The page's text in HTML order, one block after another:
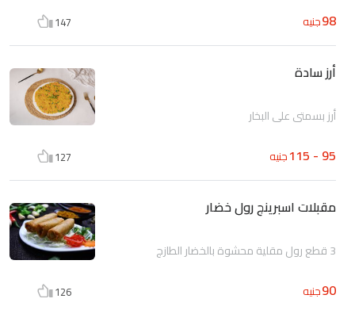
98جنيه 147
أرز سادة
أرز بسمتي علي البخار
95 - 115 جنيه 127
مقبلات اسبرينج رول خضار
3 قطع رول مقلية محشوة بالخضار الطازج
90جنيه 126